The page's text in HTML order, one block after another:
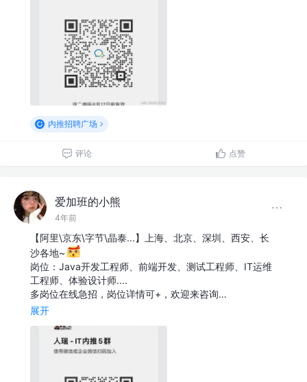
内推招聘广场
评论 点赞
爱加班的小熊
4年前
【阿里\京东\字节\晶泰...】上海、北京、深圳、西安、长
沙各地~
岗位：Java开发工程师、前端开发、测试工程师、IT运维
工程师、体验设计师....
多岗位在线急招，岗位详情可+，欢迎来咨询…
展开